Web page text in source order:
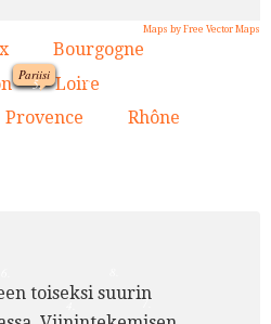
Pariisi
1.
7.
9.
Maps by Free Vector Maps
Bourgogne
5. Loire
Provence Rhône
toiseksi suurin